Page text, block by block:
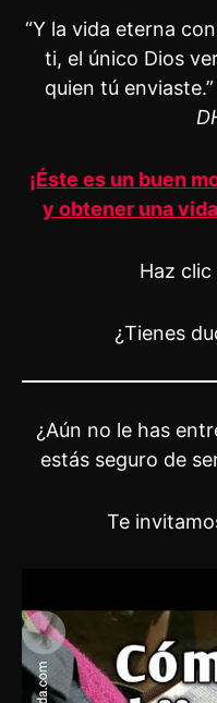
“Y la vida eterna
ti, el único Dios
quien tú
¡Éste es un buen
y obtener una
Haz
¿Tienes
¿Aún no le has
estás seguro de
Te